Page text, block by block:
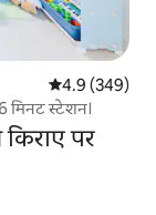
औसत रेटिंग 5 में
4.9 (349)
मिनट स्टेशन।
पर